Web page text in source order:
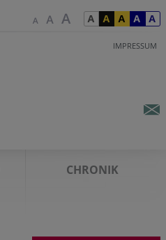
IMPRESSUM
CHRONIK